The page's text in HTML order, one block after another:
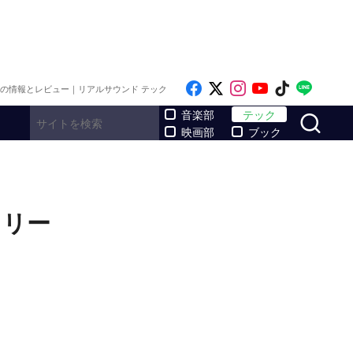
情報とレビュー｜リアルサウンド テック Like on Facebook
Follow on x
Follow on
Follow on
Follow
音楽部
映画部
テック
ブック
ー